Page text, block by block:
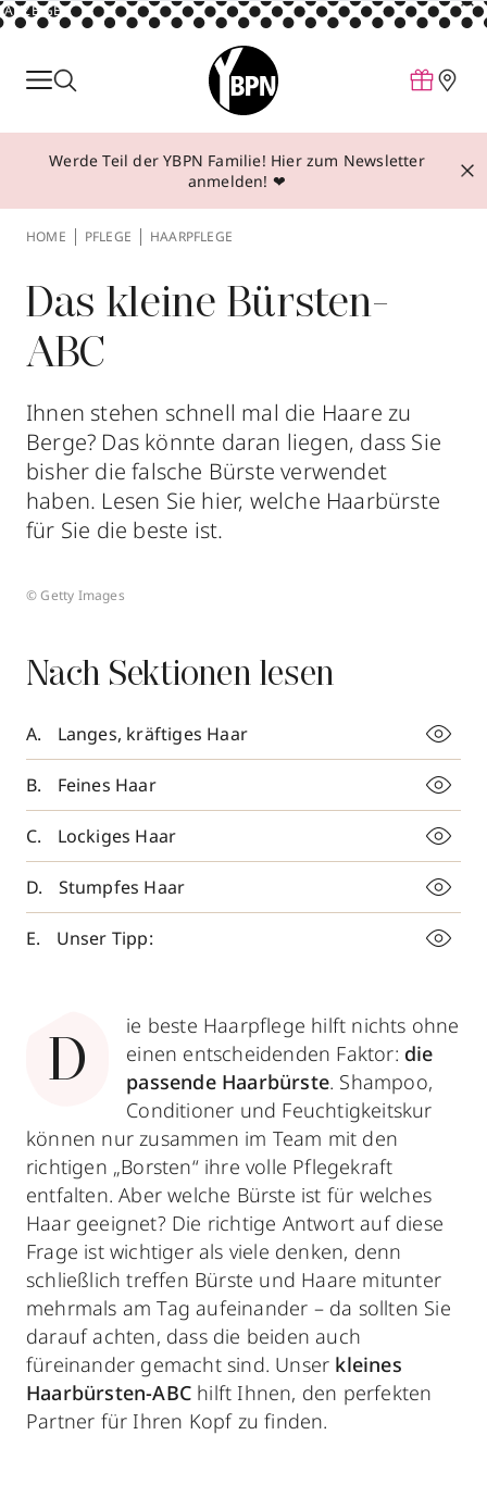
ANZEIGE
Parfum
Make-up
Behandlungen
Über YBPN
Aktionen
Storefinder
Werde Teil der YBPN Familie! Hier zum Newsletter
anmelden! ❤
HOME PFLEGE HAARPFLEGE
Das kleine Bürsten-
ABC
Ihnen stehen schnell mal die Haare zu
Berge? Das könnte daran liegen, dass Sie
bisher die falsche Bürste verwendet
haben. Lesen Sie hier, welche Haarbürste
für Sie die beste ist.
© Getty Images
Nach Sektionen lesen
Langes, kräftiges Haar
Feines Haar
Lockiges Haar
Stumpfes Haar
Unser Tipp:
D
ie beste Haarpflege hilft nichts ohne
einen entscheidenden Faktor: die
passende Haarbürste. Shampoo,
Conditioner und Feuchtigkeitskur
können nur zusammen im Team mit den
richtigen „Borsten“ ihre volle Pflegekraft
entfalten. Aber welche Bürste ist für welches
Haar geeignet? Die richtige Antwort auf diese
Frage ist wichtiger als viele denken, denn
schließlich treffen Bürste und Haare mitunter
mehrmals am Tag aufeinander – da sollten Sie
darauf achten, dass die beiden auch
füreinander gemacht sind. Unser kleines
Haarbürsten-ABC hilft Ihnen, den perfekten
Partner für Ihren Kopf zu finden.